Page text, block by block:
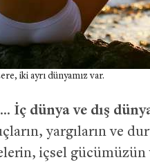
iki ayrı dünyamız var.
İç dünya ve dış
yargıların ve
içsel gücümüzün